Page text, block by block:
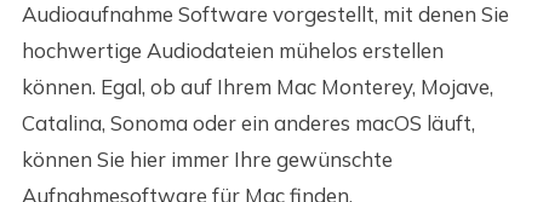
Audioaufnahme Software vorgestellt, mit denen Sie
hochwertige Audiodateien mühelos erstellen
können. Egal, ob auf Ihrem Mac Monterey, Mojave,
Catalina, Sonoma oder ein anderes macOS läuft,
können Sie hier immer Ihre gewünschte
Aufnahmesoftware für Mac finden.